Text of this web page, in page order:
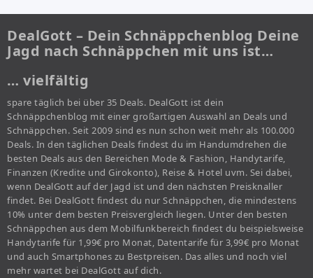
DealGott – Dein Schnäppchenblog Deine
Jagd nach Schnäppchen mit uns ist…
… vielfältig
spare täglich bei über 35 Deals. DealGott ist dein
Schnäppchenblog mit einer großartigen Auswahl an Deals und
Schnäppchen. Seit 2009 sind es nun schon weit mehr als 100.000
Deals. In den täglichen Deals findest du im Handumdrehen die
besten Deals aus den Bereichen Mode & Fashion, Handytarife,
Finanzen (Kredite und Girokonto), Reise & Hotel uvm. Sei dabei,
wenn DealGott auf der Jagd ist und den nächsten Preisknaller
findet. Bei DealGott findest du nur Schnäppchen, die mindestens
10% unter dem besten Preisvergleich liegen. Unter den besten
Schnäppchen aus dem Mobilfunkbereich findest du beispielsweise
Handytarife für 1,99€ pro Monat, Datentarife für 3,99€ pro Monat
und auch Smartphones zu Bestpreisen. Das alles und noch viel
mehr wartet bei DealGott auf dich.